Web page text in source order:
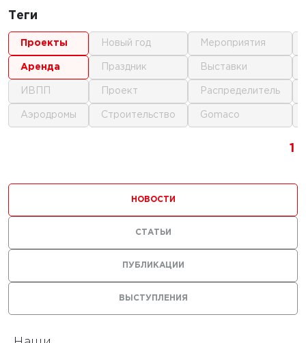
1
ВЫСТУПЛЕНИЯ
ПУБЛИКАЦИИ
НОВОСТИ
СТАТЬИ
Теги
проекты
аренда
ИВПП
аэродромы
новый год
праздник
проект
строительство
мероприятия
выставки
распределитель
gomaco